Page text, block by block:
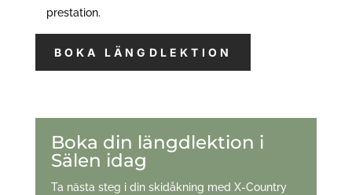
prestation.
BOKA LÄNGDLEKTION
Boka din längdlektion i
Sälen idag
Ta nästa steg i din skidåkning med X-Country